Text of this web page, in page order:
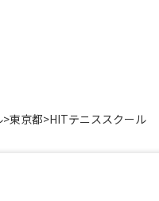
>東京都>HITテニススクール